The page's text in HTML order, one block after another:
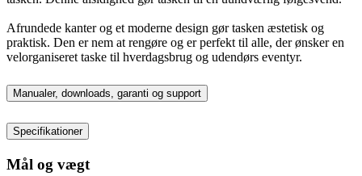
Afrundede kanter og et moderne design gør tasken æstetisk og
praktisk. Den er nem at rengøre og er perfekt til alle, der ønsker en
velorganiseret taske til hverdagsbrug og udendørs eventyr.
Manualer, downloads, garanti og support
Specifikationer
Mål og vægt